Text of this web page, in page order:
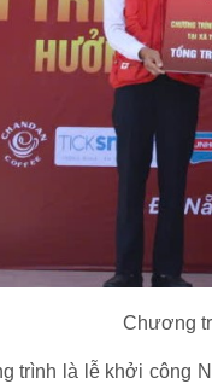
Chương
trình là lễ khởi công